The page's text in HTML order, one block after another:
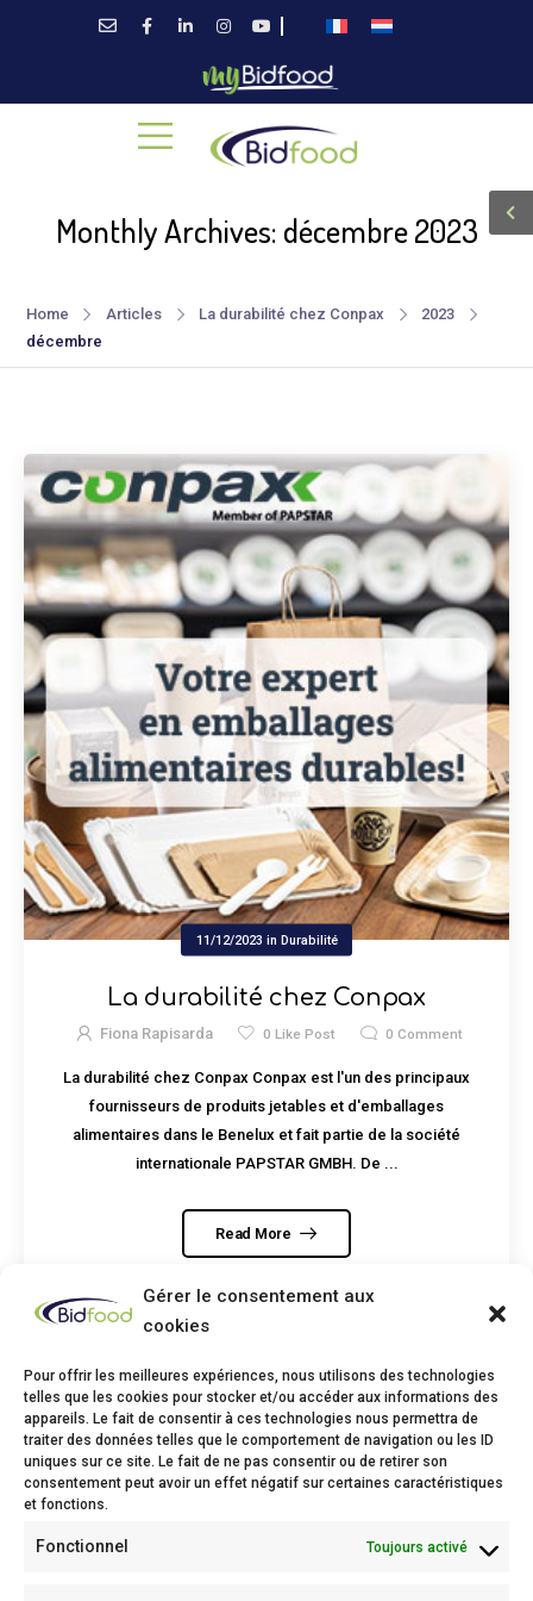
Gérer le consentement aux
cookies
Pour offrir les meilleures expériences, nous utilisons des technologies
telles que les cookies pour stocker et/ou accéder aux informations des
appareils. Le fait de consentir à ces technologies nous permettra de
traiter des données telles que le comportement de navigation ou les ID
uniques sur ce site. Le fait de ne pas consentir ou de retirer son
consentement peut avoir un effet négatif sur certaines caractéristiques
et fonctions.
Fonctionnel Toujours activé
Monthly Archives: décembre 2023
Home Articles La durabilité chez Conpax
2023
décembre
11/12/2023 in Durabilité
La durabilité chez Conpax
Fiona Rapisarda 0 Like Post 0 Comment
La durabilité chez Conpax Conpax est l'un des principaux
fournisseurs de produits jetables et d'emballages
alimentaires dans le Benelux et fait partie de la société
internationale PAPSTAR GMBH. De ...
Read More
Bidfood Thuin
Avenue Deli XL, 1
Phone: +32(0)71/25 68 11